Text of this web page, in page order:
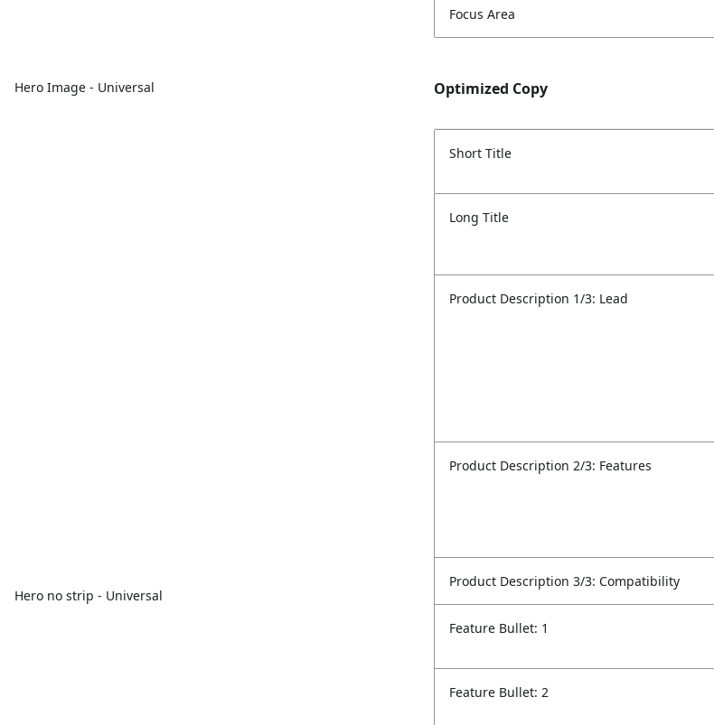
Hero Image - Universal
Hero no strip - Universal
Focus Area
Optimized Copy
Short Title
Long Title
Product Description 1/3: Lead
Product Description 2/3: Features
Product Description 3/3: Compatibility
Feature Bullet: 1
Feature Bullet: 2